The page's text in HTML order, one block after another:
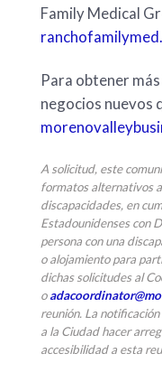
Family Medical
Para obtener
negocios nuevos
A solicitud, este
formatos alternativos
discapacidades, en
Estadounidenses con
persona con una
o alojamiento para
dichas solicitudes al
o
reunión. La
a la Ciudad hacer
accesibilidad a esta